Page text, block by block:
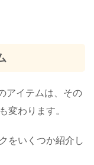
アイテムは、その
変わります。
をいくつか紹介し